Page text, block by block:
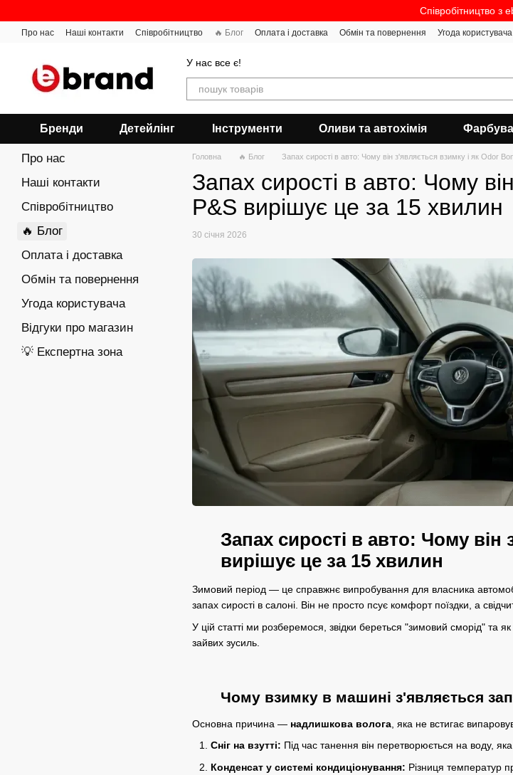
Співробітництво з
Про нас Наші контакти Співробітництво 🔥 Блог Оплата і доставка Обмін та повернення Угода користувача
У нас все є!
Бренди Детейлінг Інструменти Оливи та автохімія
Головна 🔥 Блог Запах сирості в авто: Чому він з'являється взимку і як Odor
Запах сирості в авто: Чому
P&S вирішує це за 15 хвилин
30 січня 2026
Запах сирості в авто: Чому він
вирішує це за 15 хвилин
Зимовий період — це справжнє випробування для власника
запах сирості в салоні. Він не просто псує комфорт поїздки, а
У цій статті ми розберемося, звідки береться "зимовий сморід" та
зайвих зусиль.
Чому взимку в машині з'являється
Основна причина — надлишкова волога , яка не встигає
Сніг на взутті: Під час танення він перетворюється на воду,
Конденсат у системі кондиціонування: Різниця температур
Про нас
Наші контакти
Співробітництво
🔥 Блог
Оплата і доставка
Обмін та повернення
Угода користувача
Відгуки про магазин
💡 Експертна зона